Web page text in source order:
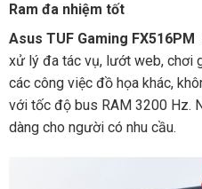
Ram đa nhiệm tốt
Asus TUF Gaming FX516PM
xử lý đa tác vụ, lướt web, chơi
các công việc đồ họa khác,
với tốc độ bus RAM 3200 Hz.
dàng cho người có nhu cầu.